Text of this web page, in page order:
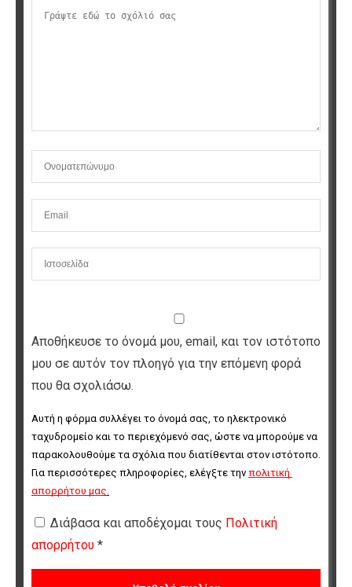
Αποθήκευσε το όνομά μου, email, και τον ιστότοπο
μου σε αυτόν τον πλοηγό για την επόμενη φορά
που θα σχολιάσω.
Αυτή η φόρμα συλλέγει το όνομά σας, το ηλεκτρονικό
ταχυδρομείο και το περιεχόμενό σας, ώστε να μπορούμε να
παρακολουθούμε τα σχόλια που διατίθενται στον ιστότοπο.
Για περισσότερες πληροφορίες, ελέγξτε την πολιτική
απορρήτου μας.
Διάβασα και αποδέχομαι τους Πολιτική
απορρήτου *